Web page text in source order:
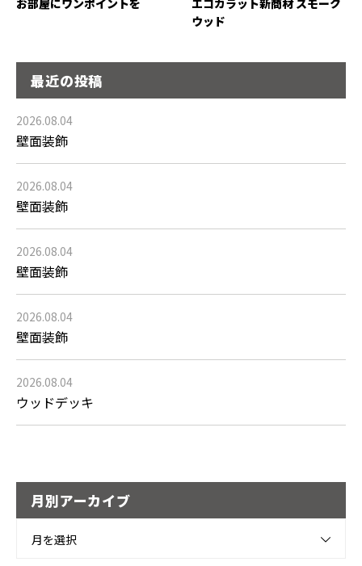
ウッド
最近の投稿
2026.08.04
壁面装飾
2026.08.04
壁面装飾
2026.08.04
壁面装飾
2026.08.04
壁面装飾
2026.08.04
ウッドデッキ
月別アーカイブ
月を選択